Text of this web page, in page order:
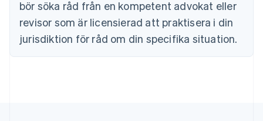
bör söka råd från en kompetent advokat eller
revisor som är licensierad att praktisera i din
jurisdiktion för råd om din specifika situation.
简体中文English
Finland
English Svenska
Frankrike